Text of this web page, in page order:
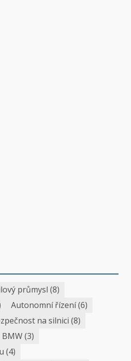
průmysl (8)
Autonomní řízení(6)
na silnici (8)
BMW(3)
(4)